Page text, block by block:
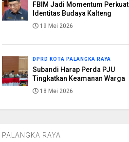
FBIM Jadi Momentum Perkuat
Identitas Budaya Kalteng
19 Mei 2026
DPRD KOTA PALANGKA RAYA
Subandi Harap Perda PJU
Tingkatkan Keamanan Warga
18 Mei 2026
PALANGKA RAYA